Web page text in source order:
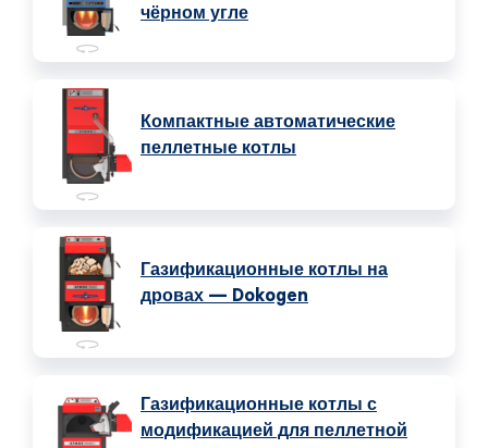
чёрном угле
Компактные автоматические
пеллетные котлы
Газификационные котлы на
дровах — Dokogen
Газификационные котлы с
модификацией для пеллетной